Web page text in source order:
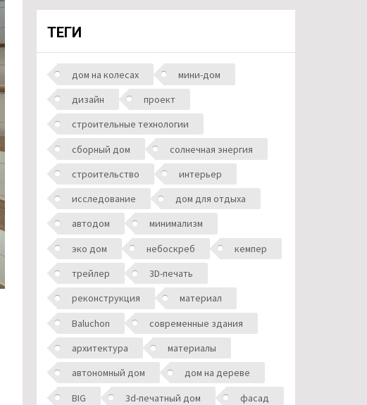
ТЕГИ
дом на колесах
мини-дом
дизайн
проект
строительные технологии
сборный дом
солнечная энергия
строительство
интерьер
исследование
дом для отдыха
автодом
минимализм
эко дом
небоскреб
кемпер
трейлер
3D-печать
реконструкция
материал
Baluchon
современные здания
архитектура
материалы
автономный дом
дом на дереве
BIG
3d-печатный дом
фасад